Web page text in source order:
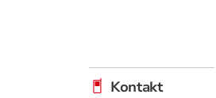
Kontakt